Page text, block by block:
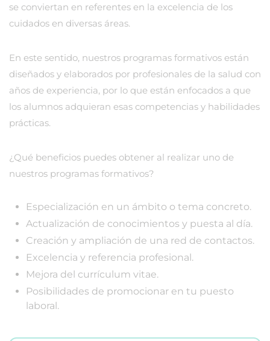
se conviertan en referentes en la excelencia de los
cuidados en diversas áreas.
En este sentido, nuestros programas formativos están
diseñados y elaborados por profesionales de la salud con
años de experiencia, por lo que están enfocados a que
los alumnos adquieran esas competencias y habilidades
prácticas.
¿Qué beneficios puedes obtener al realizar uno de
nuestros programas formativos?
Especialización en un ámbito o tema concreto.
Actualización de conocimientos y puesta al día.
Creación y ampliación de una red de contactos.
Excelencia y referencia profesional.
Mejora del currículum vitae.
Posibilidades de promocionar en tu puesto
laboral.